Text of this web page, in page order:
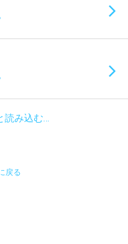
読み込む…
戻る